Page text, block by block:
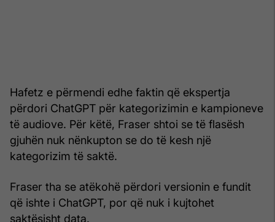
Hafetz e përmendi edhe faktin që ekspertja
përdori ChatGPT për kategorizimin e kampioneve
të audiove. Për këtë, Fraser shtoi se të flasësh
gjuhën nuk nënkupton se do të kesh një
kategorizim të saktë.
Fraser tha se atëkohë përdori versionin e fundit
që ishte i ChatGPT, por që nuk i kujtohet
saktësisht data.